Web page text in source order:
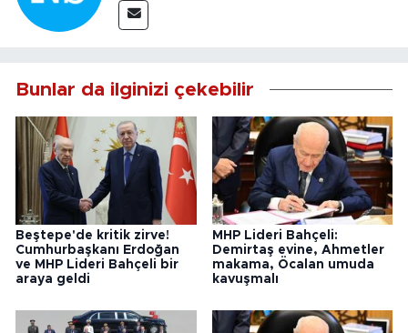
Bunlar da ilginizi çekebilir
Beştepe'de kritik zirve!
Cumhurbaşkanı Erdoğan
ve MHP Lideri Bahçeli bir
araya geldi
MHP Lideri Bahçeli:
Demirtaş evine, Ahmetler
makama, Öcalan umuda
kavuşmalı